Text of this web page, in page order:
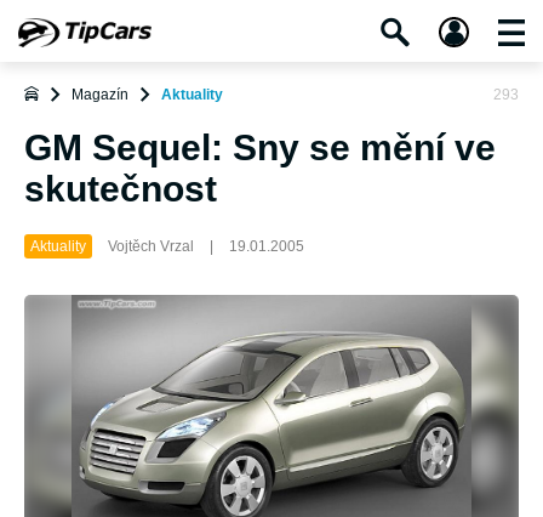
Magazín Aktuality 293
GM Sequel: Sny se mění ve
skutečnost
Aktuality Vojtěch Vrzal 19.01.2005